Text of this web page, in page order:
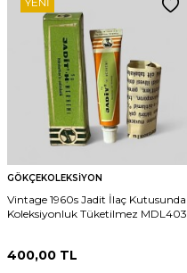
GÖKÇEKOLEKSIYON
Vintage 1960s Jadit İlaç Kutusunda
Koleksiyonluk Tüketilmez MDL403
400,00 TL